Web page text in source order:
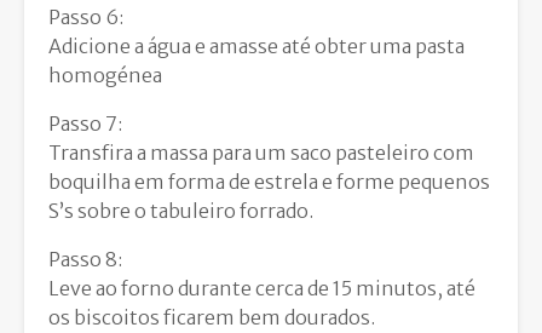
Passo 6:
Adicione a água e amasse até obter uma pasta
homogénea
Passo 7:
Transfira a massa para um saco pasteleiro com
boquilha em forma de estrela e forme pequenos
S’s sobre o tabuleiro forrado.
Passo 8:
Leve ao forno durante cerca de 15 minutos, até
os biscoitos ficarem bem dourados.